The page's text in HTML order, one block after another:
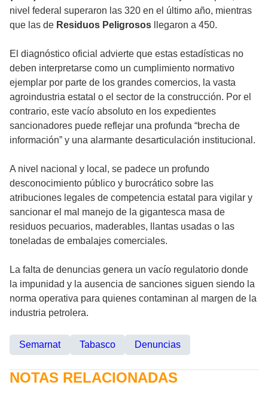
nivel federal superaron las 320 en el último año, mientras
que las de Residuos Peligrosos llegaron a 450.
El diagnóstico oficial advierte que estas estadísticas no
deben interpretarse como un cumplimiento normativo
ejemplar por parte de los grandes comercios, la vasta
agroindustria estatal o el sector de la construcción. Por el
contrario, este vacío absoluto en los expedientes
sancionadores puede reflejar una profunda “brecha de
información” y una alarmante desarticulación institucional.
A nivel nacional y local, se padece un profundo
desconocimiento público y burocrático sobre las
atribuciones legales de competencia estatal para vigilar y
sancionar el mal manejo de la gigantesca masa de
residuos pecuarios, maderables, llantas usadas o las
toneladas de embalajes comerciales.
La falta de denuncias genera un vacío regulatorio donde
la impunidad y la ausencia de sanciones siguen siendo la
norma operativa para quienes contaminan al margen de la
industria petrolera.
Semarnat Tabasco Denuncias
NOTAS RELACIONADAS